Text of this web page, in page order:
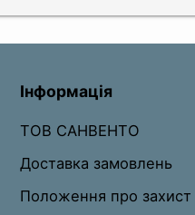
Інформація
ТОВ САНВЕНТО
Доставка замовлень
Положення про